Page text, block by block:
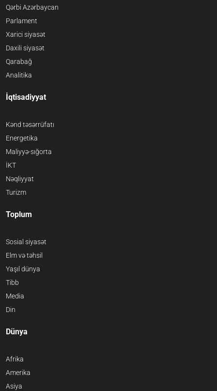
Qərbi Azərbaycan
Parlament
Xarici siyasət
Daxili siyasət
Qarabağ
Analitika
İqtisadiyyat
Kənd təsərrüfatı
Energetika
Maliyyə-sığorta
İKT
Nəqliyyat
Turizm
Toplum
Sosial siyasət
Elm və təhsil
Yaşıl dünya
Tibb
Media
Din
Dünya
Afrika
Amerika
Asiya